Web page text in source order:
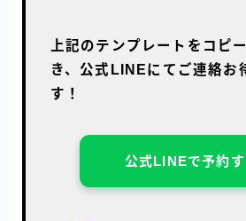
上記のテンプレートをコピ
き、公式LINEにてご連絡お
す！
公式LINEで予約す